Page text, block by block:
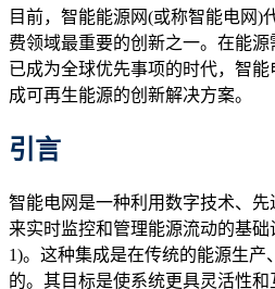
目前，智能能源网(或称智能电网)
费领域最重要的创新之一。在能
已成为全球优先事项的时代，智
成可再生能源的创新解决方案。
引言
智能电网是一种利用数字技术、
来实时监控和管理能源流动的基础
1)。这种集成是在传统的能源生产
的。其目标是使系统更具灵活性